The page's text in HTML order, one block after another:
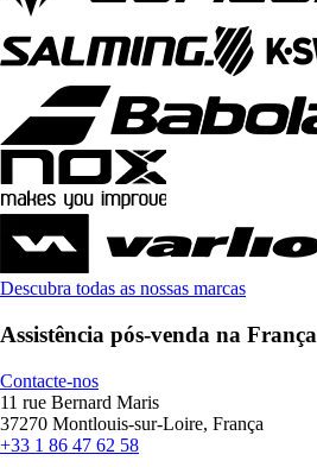
Descubra todas as nossas marcas
Assistência pós-venda na França
Contacte-nos
11 rue Bernard Maris
37270 Montlouis-sur-Loire, França
+33 1 86 47 62 58